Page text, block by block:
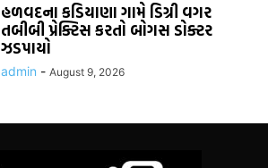
હળવદના કડિયાણા ગામે ડિગ્રી વગર
તબીબી પ્રેક્ટિસ કરતો બોગસ ડોક્ટર
ઝડપાયો
admin - August 9, 2026